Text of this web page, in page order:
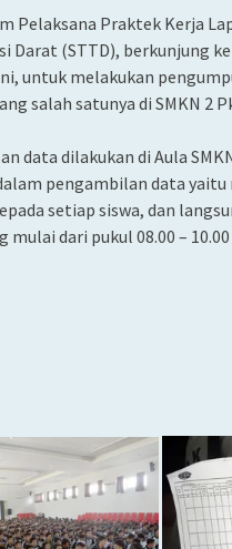
Pelaksana Praktek Kerja
Darat (STTD), berkunjung
untuk melakukan
salah satunya di SMKN 2
data dilakukan di Aula
pengambilan data yaitu
setiap siswa, dan
mulai dari pukul 08.00 –